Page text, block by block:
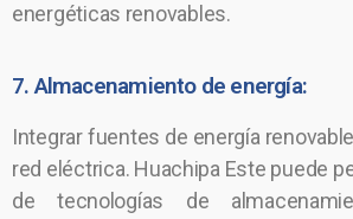
energéticas renovables.
7. Almacenamiento de energía:
Integrar fuentes de energía
red eléctrica. Huachipa Este puede
de tecnologías de